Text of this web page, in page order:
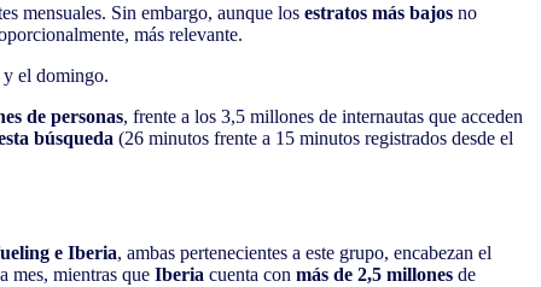
mensuales. Sin embargo, aunque los estratos más bajos no
más relevante.
el domingo.
de personas, frente a los 3,5 millones de internautas que acceden
búsqueda (26 minutos frente a 15 minutos registrados desde el
e Iberia, ambas pertenecientes a este grupo, encabezan el
mes, mientras que Iberia cuenta con más de 2,5 millones de